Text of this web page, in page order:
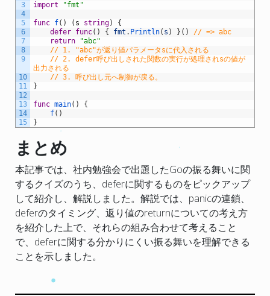
3
4
5
6
7
8
9
10
11
12
13
14
15
import "fmt"
func f( ) ( s string)
{
defer func( ) { fmt . Println( s ) } ( )
// => abc
return
"abc"
// 1. "abc"が返り値パラメータsに代入される
// 2. defer呼び出しされた関数の実行が処理されsの値が
出力される
// 3. 呼び出し元へ制御が戻る。
}
func main( )
{
f( )
}
まとめ
本記事では、社内勉強会で出題したGoの振る舞いに関
するクイズのうち、deferに関するものをピックアップ
して紹介し、解説しました。解説では、panicの連鎖、
deferのタイミング、返り値のreturnについての考え方
を紹介した上で、それらの組み合わせて考えること
で、deferに関する分かりにくい振る舞いを理解できる
ことを示しました。